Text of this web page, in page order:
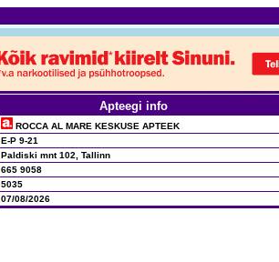
Apteegi info
ROCCA AL MARE KESKUSE APTEEK
E-P 9-21
Paldiski mnt 102, Tallinn
665 9058
5035
07/08/2026